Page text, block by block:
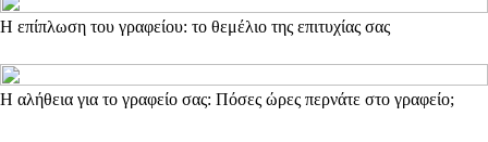
Η επίπλωση του γραφείου: το θεμέλιο της επιτυχίας σας
Η αλήθεια για το γραφείο σας: Πόσες ώρες περνάτε στο γραφείο;